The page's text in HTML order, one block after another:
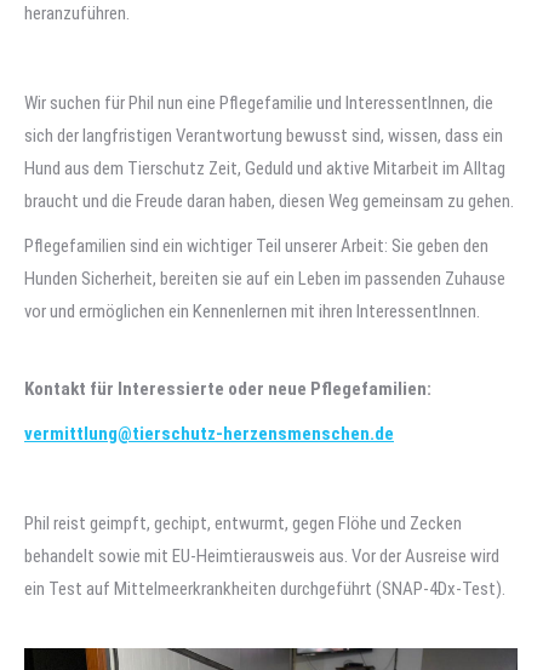
heranzuführen.
Wir suchen für Phil nun eine Pflegefamilie und InteressentInnen, die
sich der langfristigen Verantwortung bewusst sind, wissen, dass ein
Hund aus dem Tierschutz Zeit, Geduld und aktive Mitarbeit im Alltag
braucht und die Freude daran haben, diesen Weg gemeinsam zu gehen.
Pflegefamilien sind ein wichtiger Teil unserer Arbeit: Sie geben den
Hunden Sicherheit, bereiten sie auf ein Leben im passenden Zuhause
vor und ermöglichen ein Kennenlernen mit ihren InteressentInnen.
Kontakt für Interessierte oder neue Pflegefamilien:
vermittlung@tierschutz-herzensmenschen.de
Phil reist geimpft, gechipt, entwurmt, gegen Flöhe und Zecken
behandelt sowie mit EU-Heimtierausweis aus. Vor der Ausreise wird
ein Test auf Mittelmeerkrankheiten durchgeführt (SNAP-4Dx-Test).